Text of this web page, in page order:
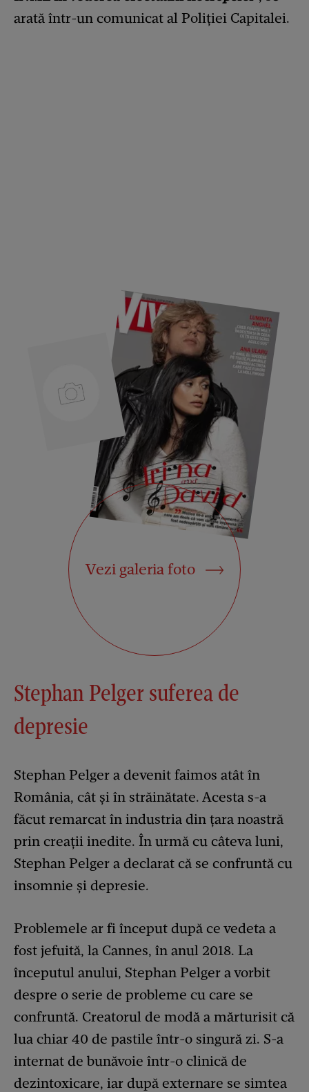
arată într-un comunicat al Poliţiei Capitalei.
Vezi galeria foto
Stephan Pelger suferea de
depresie
Stephan Pelger a devenit faimos atât în
România, cât și în străinătate. Acesta s-a
făcut remarcat în industria din țara noastră
prin creații inedite. În urmă cu câteva luni,
Stephan Pelger a declarat că se confruntă cu
insomnie și depresie.
Problemele ar fi început după ce vedeta a
fost jefuită, la Cannes, în anul 2018. La
începutul anului, Stephan Pelger a vorbit
despre o serie de probleme cu care se
confruntă. Creatorul de modă a mărturisit că
lua chiar 40 de pastile într-o singură zi. S-a
internat de bunăvoie într-o clinică de
dezintoxicare, iar după externare se simtea